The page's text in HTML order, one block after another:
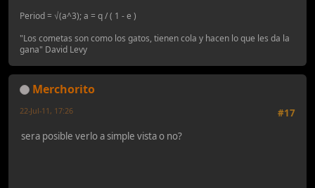
Period = √(a^3); a = q / ( 1 - e )
"Los cometas son como los gatos, tienen cola y hacen lo que les da la
gana" David Levy
Merchorito
#17
22-Jul-11, 17:26
sera posible verlo a simple vista o no?